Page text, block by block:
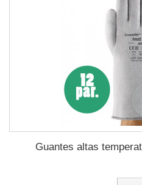
Guantes altas